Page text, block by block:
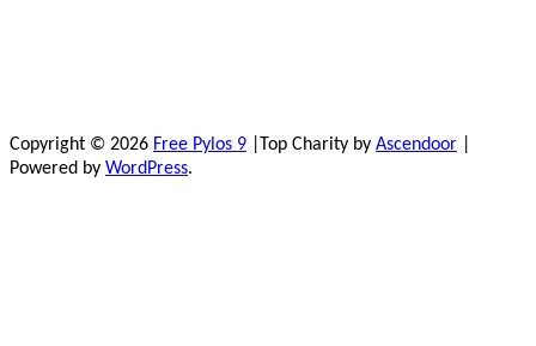
Copyright © 2026 Free Pylos 9 |Top Charity by Ascendoor
Powered by WordPress.